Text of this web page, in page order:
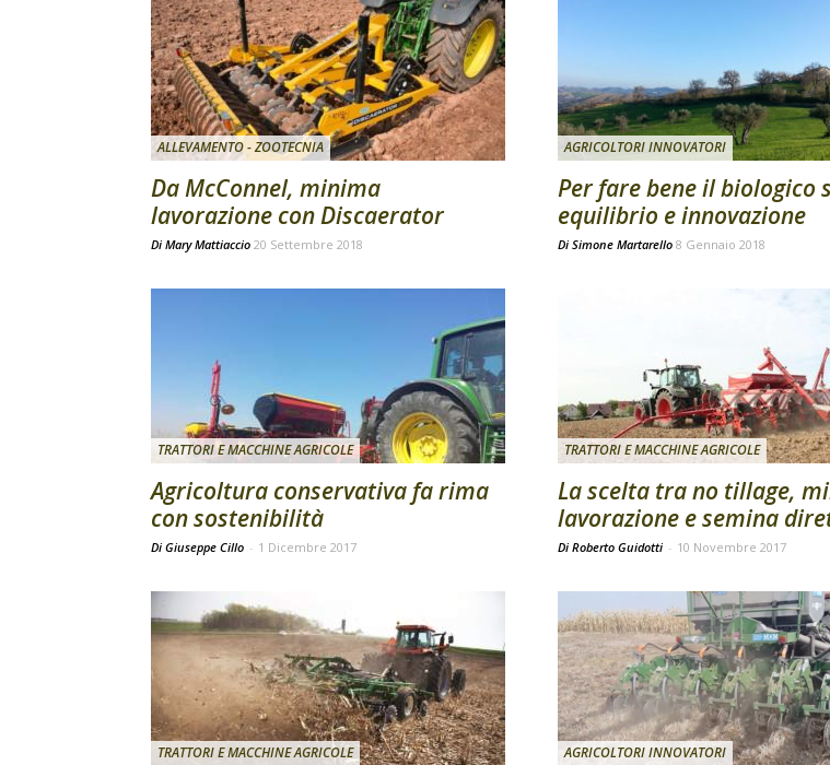
ALLEVAMENTO - ZOOTECNIA
Da McConnel, minima
lavorazione con Discaerator
Di Mary Mattiaccio 20 Settembre 2018
AGRICOLTORI INNOVATORI
Per fare bene il biologico
equilibrio e innovazione
Di Simone Martarello 8 Gennaio 2018
TRATTORI E MACCHINE AGRICOLE
Agricoltura conservativa fa rima
con sostenibilità
Di Giuseppe Cillo - 1 Dicembre 2017
TRATTORI E MACCHINE AGRICOLE
La scelta tra no tillage,
lavorazione e semina
Di Roberto Guidotti - 10 Novembre 2017
TRATTORI E MACCHINE AGRICOLE AGRICOLTORI INNOVATORI